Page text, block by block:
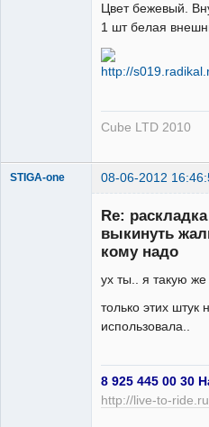
Цвет бежевый.
1 шт белая
Cube LTD 2010
STIGA-one 08-06-2012
Re:
выкинуть
кому надо
ух ты.. я такую
только этих штук
использовала..
8 925 445 00 30
http://live-to-ride.ru